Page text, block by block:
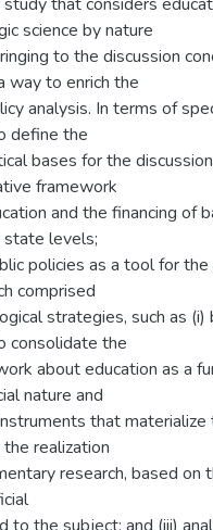
science by nature
to the discussion
way to enrich the
analysis. In terms of
define the
bases for the
framework
and the financing of
levels;
policies as a tool for
comprised
strategies, such as (i)
consolidate the
about education as a
nature and
that materialize
realization
research, based on